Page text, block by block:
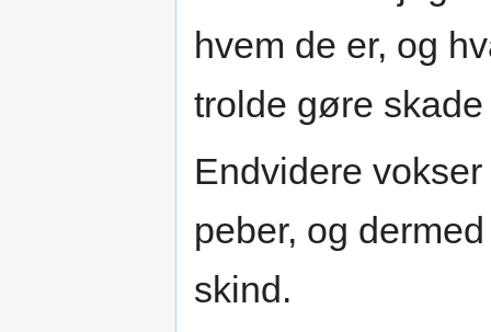
hvem de er, og
trolde gøre skade
Endvidere
peber, og
skind.